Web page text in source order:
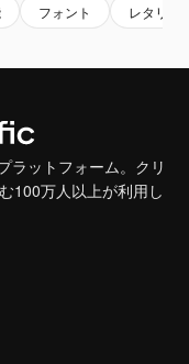
フォント レタリン
ラットフォーム。クリ
100万人以上が利用し